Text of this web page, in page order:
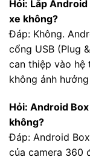
Hỏi: Lắp
xe không?
Đáp: Không.
cổng USB (Plug
can thiệp vào hệ
không ảnh
Hỏi: Android
không?
Đáp: Android
của camera 360